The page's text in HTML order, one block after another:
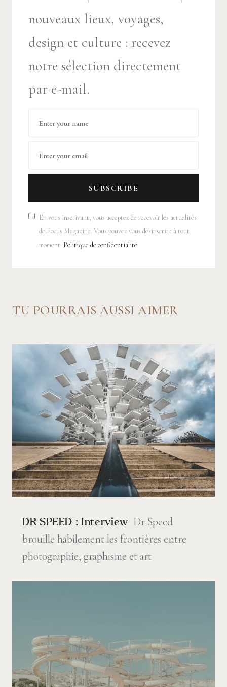
nouveaux lieux, voyages,
design et culture : recevez
notre sélection directement
par e-mail.
SUBSCRIBE
En vous inscrivant, vous acceptez de recevoir les actualités
de Focus Magazine. Vous pouvez vous désinscrire à tout
moment. Politique de confidentialité
TU POURRAIS AUSSI AIMER
DR SPEED : Interview Dr Speed
brouille habilement les frontières entre
photographie, graphisme et art